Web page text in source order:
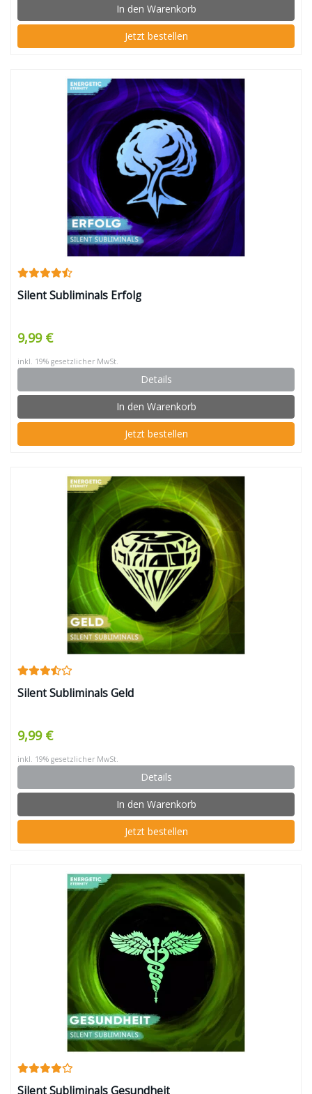
In den Warenkorb
Jetzt bestellen
Silent Subliminals Erfolg
9,99 €
inkl. 19% gesetzlicher MwSt.
Details
In den Warenkorb
Jetzt bestellen
Silent Subliminals Geld
9,99 €
inkl. 19% gesetzlicher MwSt.
Details
In den Warenkorb
Jetzt bestellen
Silent Subliminals Gesundheit